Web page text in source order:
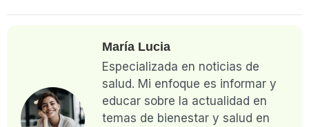
María Lucia
Especializada en noticias de
salud. Mi enfoque es informar y
educar sobre la actualidad en
temas de bienestar y salud en